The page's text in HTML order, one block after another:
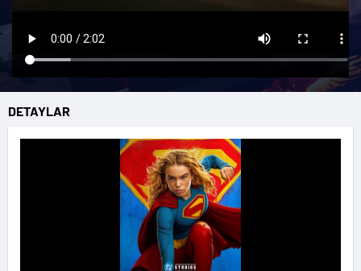
DETAYLAR